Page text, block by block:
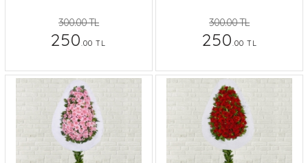
300.00 TL
250.00 TL
300.00 TL
250.00 TL